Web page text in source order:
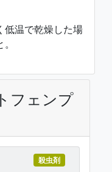
低温で乾燥した場
フェンプ
殺虫剤